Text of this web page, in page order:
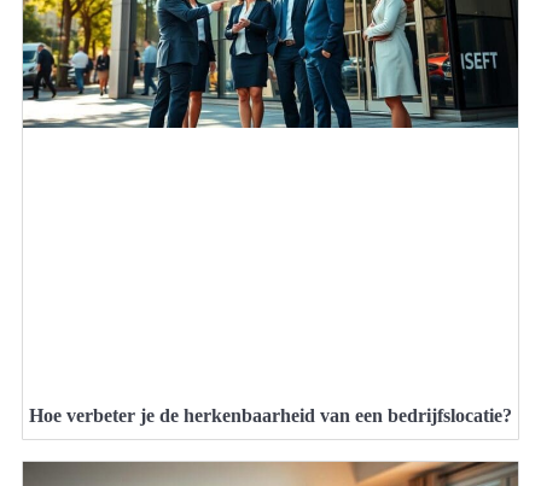
Hoe verbeter je de herkenbaarheid van een bedrijfslocatie?